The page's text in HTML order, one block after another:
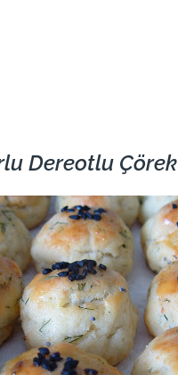
Dereotlu Çörek